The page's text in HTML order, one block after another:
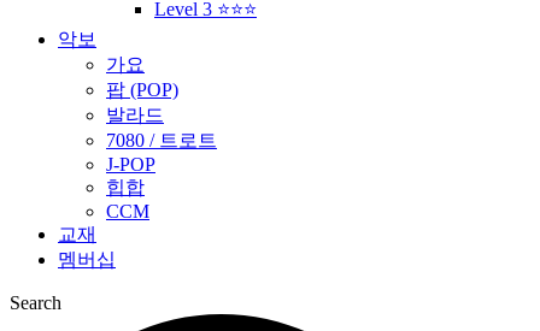
Level 3 ⭐⭐⭐
악보
가요
팝 (POP)
발라드
7080 / 트로트
J-POP
힙합
CCM
교재
멤버십
Search